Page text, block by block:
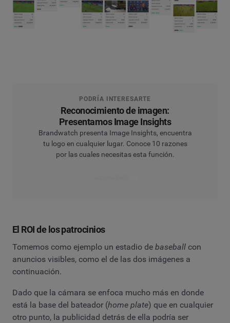
PODRÍA INTERESARTE
Reconocimiento de imagen:
Presentamos Image Insights
Brandwatch presenta Image Insights, encuentra
tu logo en cualquier lugar. Conoce 10 razones
por las cuales necesitas esta función.
El ROI de los patrocinios
Tomemos como ejemplo un estadio de baseball con
anuncios visibles, como el de las dos imágenes a
continuación.
Dado que la cámara se enfoca mucho más en donde
está la base del bateador (home plate) que en cualquier
otro punto, la publicidad detrás de ella podría ser